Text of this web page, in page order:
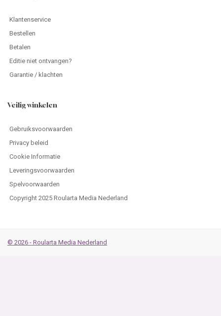
Klantenservice
Bestellen
Betalen
Editie niet ontvangen?
Garantie / klachten
Veilig winkelen
Gebruiksvoorwaarden
Privacy beleid
Cookie Informatie
Leveringsvoorwaarden
Spelvoorwaarden
Copyright 2025 Roularta Media Nederland
© 2026 - Roularta Media Nederland